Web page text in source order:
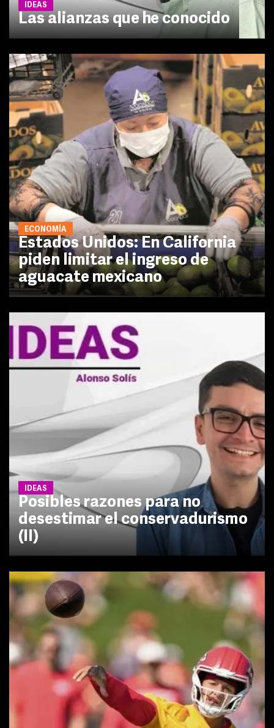
IDEAS
Las alianzas que he conocido
ECONOMÍA
Estados Unidos: En California
piden limitar el ingreso de
aguacate mexicano
IDEAS
Posibles razones para no
desestimar el conservadurismo
(II)